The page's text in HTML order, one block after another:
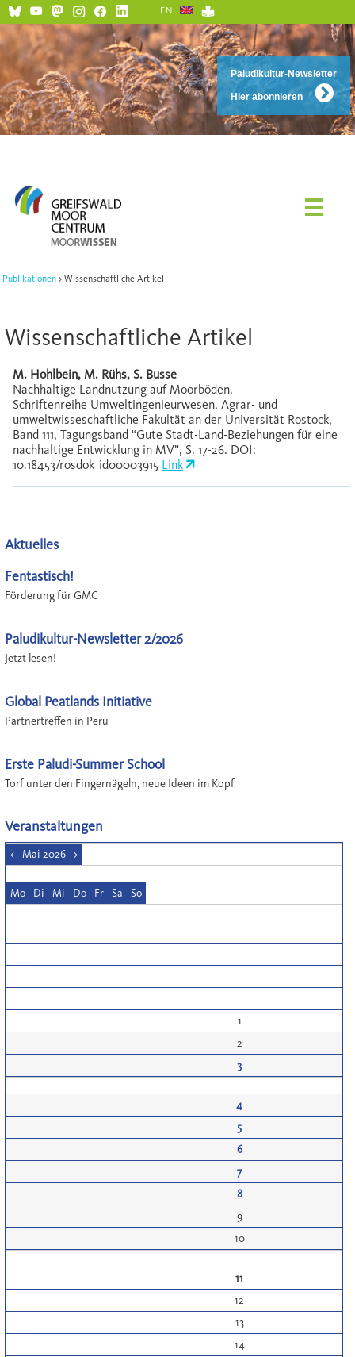
Paludikultur-Newsletter
Hier abonnieren
EN
Publikationen Wissenschaftliche Artikel
Wissenschaftliche Artikel
M. Hohlbein, M. Rühs, S. Busse
Nachhaltige Landnutzung auf Moorböden.
Schriftenreihe Umweltingenieurwesen, Agrar- und
umweltwisseschaftliche Fakultät an der Universität Rostock,
Band 111, Tagungsband “Gute Stadt-Land-Beziehungen für eine
nachhaltige Entwicklung in MV”, S. 17-26. DOI:
10.18453/rosdok_id00003915 Link
Aktuelles
Fentastisch!
Förderung für GMC
Paludikultur-Newsletter 2/2026
Jetzt lesen!
Global Peatlands Initiative
Partnertreffen in Peru
Erste Paludi-Summer School
Torf unter den Fingernägeln, neue Ideen im Kopf
Veranstaltungen
< Mai 2026 >
Mo Di Mi Do Fr Sa So
1
2
3
4
5
6
7
8
9
10
11
12
13
14